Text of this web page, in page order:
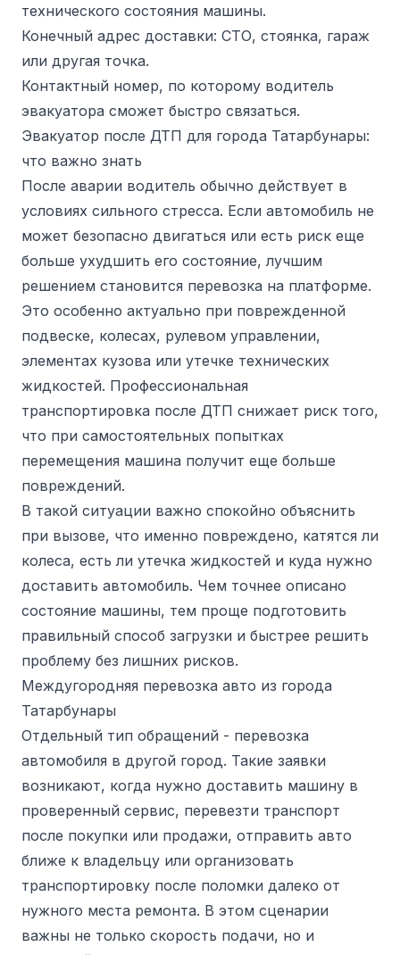
технического состояния машины.
Конечный адрес доставки: СТО, стоянка, гараж
или другая точка.
Контактный номер, по которому водитель
эвакуатора сможет быстро связаться.
Эвакуатор после ДТП для города Татарбунары:
что важно знать
После аварии водитель обычно действует в
условиях сильного стресса. Если автомобиль не
может безопасно двигаться или есть риск еще
больше ухудшить его состояние, лучшим
решением становится перевозка на платформе.
Это особенно актуально при поврежденной
подвеске, колесах, рулевом управлении,
элементах кузова или утечке технических
жидкостей. Профессиональная
транспортировка после ДТП снижает риск того,
что при самостоятельных попытках
перемещения машина получит еще больше
повреждений.
В такой ситуации важно спокойно объяснить
при вызове, что именно повреждено, катятся ли
колеса, есть ли утечка жидкостей и куда нужно
доставить автомобиль. Чем точнее описано
состояние машины, тем проще подготовить
правильный способ загрузки и быстрее решить
проблему без лишних рисков.
Междугородняя перевозка авто из города
Татарбунары
Отдельный тип обращений - перевозка
автомобиля в другой город. Такие заявки
возникают, когда нужно доставить машину в
проверенный сервис, перевезти транспорт
после покупки или продажи, отправить авто
ближе к владельцу или организовать
транспортировку после поломки далеко от
нужного места ремонта. В этом сценарии
важны не только скорость подачи, но и